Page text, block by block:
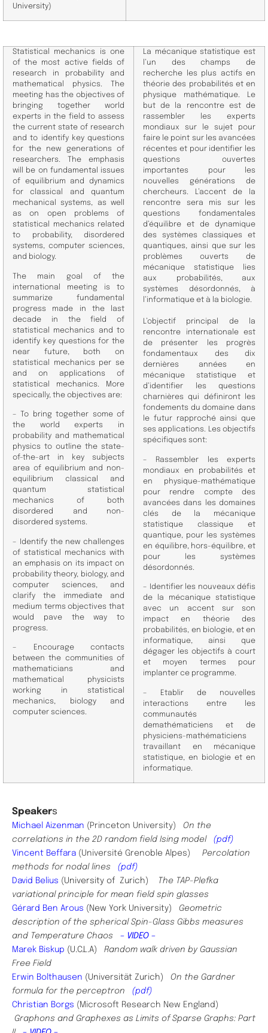
University)
Statistical mechanics is one
of the most active fields of
research in probability and
mathematical physics. The
meeting has the objectives of
bringing together world
experts in the field to assess
the current state of research
and to identify key questions
for the new generations of
researchers. The emphasis
will be on fundamental issues
of equilibrium and dynamics
for classical and quantum
mechanical systems, as well
as on open problems of
statistical mechanics related
to probability, disordered
systems, computer sciences,
and biology.
The main goal of the
international meeting is to
summarize fundamental
progress made in the last
decade in the field of
statistical mechanics and to
identify key questions for the
near future, both on
statistical mechanics per se
and on applications of
statistical mechanics. More
specically, the objectives are:
– To bring together some of
the world experts in
probability and mathematical
physics to outline the state-
of-the-art in key subjects
area of equilibrium and non-
equilibrium classical and
quantum statistical
mechanics of both
disordered and non-
disordered systems.
– Identify the new challenges
of statistical mechanics with
an emphasis on its impact on
probability theory, biology, and
computer sciences, and
clarify the immediate and
medium terms objectives that
would pave the way to
progress.
– Encourage contacts
between the communities of
mathematicians and
mathematical physicists
working in statistical
mechanics, biology and
computer sciences.
La mécanique statistique est
l’un des champs de
recherche les plus actifs en
théorie des probabilités et en
physique mathématique. Le
but de la rencontre est de
rassembler les experts
mondiaux sur le sujet pour
faire le point sur les avancées
récentes et pour identifier les
questions ouvertes
importantes pour les
nouvelles générations de
chercheurs. L’accent de la
rencontre sera mis sur les
questions fondamentales
d’équilibre et de dynamique
des systèmes classiques et
quantiques, ainsi que sur les
problèmes ouverts de
mécanique statistique lies
aux probabilités, aux
systèmes désordonnés, à
l’informatique et à la biologie.
L’objectif principal de la
rencontre internationale est
de présenter les progrès
fondamentaux des dix
dernières années en
mécanique statistique et
d’identifier les questions
charnières qui définiront les
fondements du domaine dans
le futur rapproché ainsi que
ses applications. Les objectifs
spécifiques sont:
– Rassembler les experts
mondiaux en probabilités et
en physique-mathématique
pour rendre compte des
avancées dans les domaines
clés de la mécanique
statistique classique et
quantique, pour les systèmes
en équilibre, hors-équilibre, et
pour les systèmes
désordonnés.
– Identifier les nouveaux défis
de la mécanique statistique
avec un accent sur son
impact en théorie des
probabilités, en biologie, et en
informatique, ainsi que
dégager les objectifs à court
et moyen termes pour
implanter ce programme.
– Etablir de nouvelles
interactions entre les
communautés
demathématiciens et de
physiciens-mathématiciens
travaillant en mécanique
statistique, en biologie et en
informatique.
Speakers
Michael Aizenman (Princeton University) On the
correlations in the 2D random field Ising model (pdf)
Vincent Beffara (Université Grenoble Alpes) Percolation
methods for nodal lines​ (pdf)
​David Belius ( University of Zurich) The TAP-Plefka
variational principle for mean field spin glasses
Gérard Ben Arous (New York University) Geometric
description of the spherical Spin-Glass Gibbs measures
and Temperature Chaos – VIDEO –
Marek Biskup (U.C.L.A) Random walk driven by Gaussian
Free Field
Erwin Bolthausen (Universität Zurich) On the Gardner
formula for the perceptron (pdf)
Christian Borgs (Microsoft Research New England)
Graphons and Graphexes as Limits of Sparse Graphs: Part